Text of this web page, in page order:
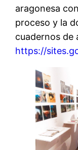
aragonesa
proceso y la
cuadernos de
https://